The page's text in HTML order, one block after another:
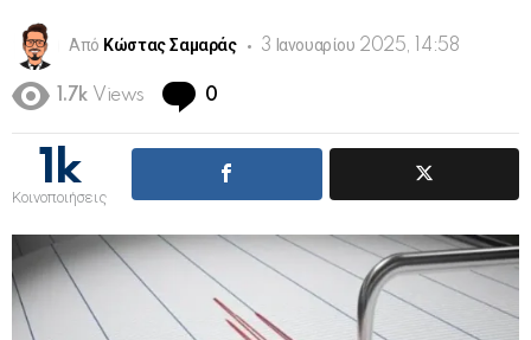
Από Κώστας Σαμαράς 3 Ιανουαρίου 2025, 14:58
1.7k Views 0
1k
Κοινοποιήσεις